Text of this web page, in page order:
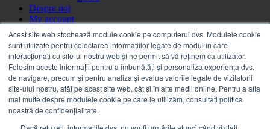
Acest site web stochează module cookie pe computerul dvs. Modulele cookie
sunt utilizate pentru colectarea informațiilor legate de modul în care
interacționați cu site-ul nostru web și ne permit să vă reținem ca utilizator.
Folosim aceste informații pentru a îmbunătăți și personaliza experiența dvs.
de navigare, precum și pentru analiza și evalua valorile legate de vizitatorii
site-ului nostru, atât pe acest site web, cât și în alte medii online. Pentru a afla
mai multe despre modulele cookie pe care le utilizăm, consultați politica
noastră de confidențialitate.
Despre noi
My account
Partener
Portal facturi
Sesizare
Citire contor
Help
Servicii
Service on call
Estico – Soluții de Print & IT pentru Companii
FSMA – Full Service Maintenance Agreement